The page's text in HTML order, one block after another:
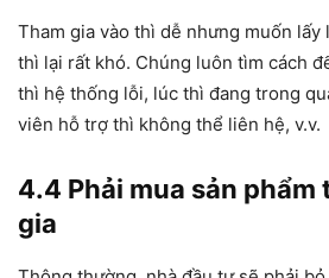
Tham gia vào thì dễ nhưng muốn lấy
thì lại rất khó. Chúng luôn tìm cách
thì hệ thống lỗi, lúc thì đang trong
viên hỗ trợ thì không thể liên hệ, v.v.
4.4 Phải mua sản
gia